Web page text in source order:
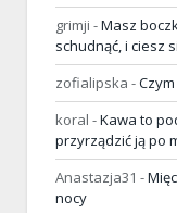
grimji -Masz
schudnąć, i ciesz
zofialipska -
koral -Kawa to
przyrządzić ją po
Anastazja31 -
nocy